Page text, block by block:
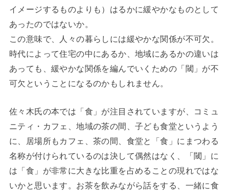
イメージするものよりも）はるかに緩やかなものとして
あったのではないか。
この意味で、人々の暮らしには緩やかな関係が不可欠。
時代によって住宅の中にあるか、地域にあるかの違いは
あっても、緩やかな関係を編んでいくための「閾」が不
可欠ということになるのかもしれません。
佐々木氏の本では「食」が注目されていますが、コミュ
ニティ・カフェ、地域の茶の間、子ども食堂というよう
に、居場所もカフェ、茶の間、食堂と「食」にまつわる
名称が付けられているのは決して偶然はなく、「閾」に
は「食」が非常に大きな比重を占めることの現れではな
いかと思います。お茶を飲みながら話をする、一緒に食